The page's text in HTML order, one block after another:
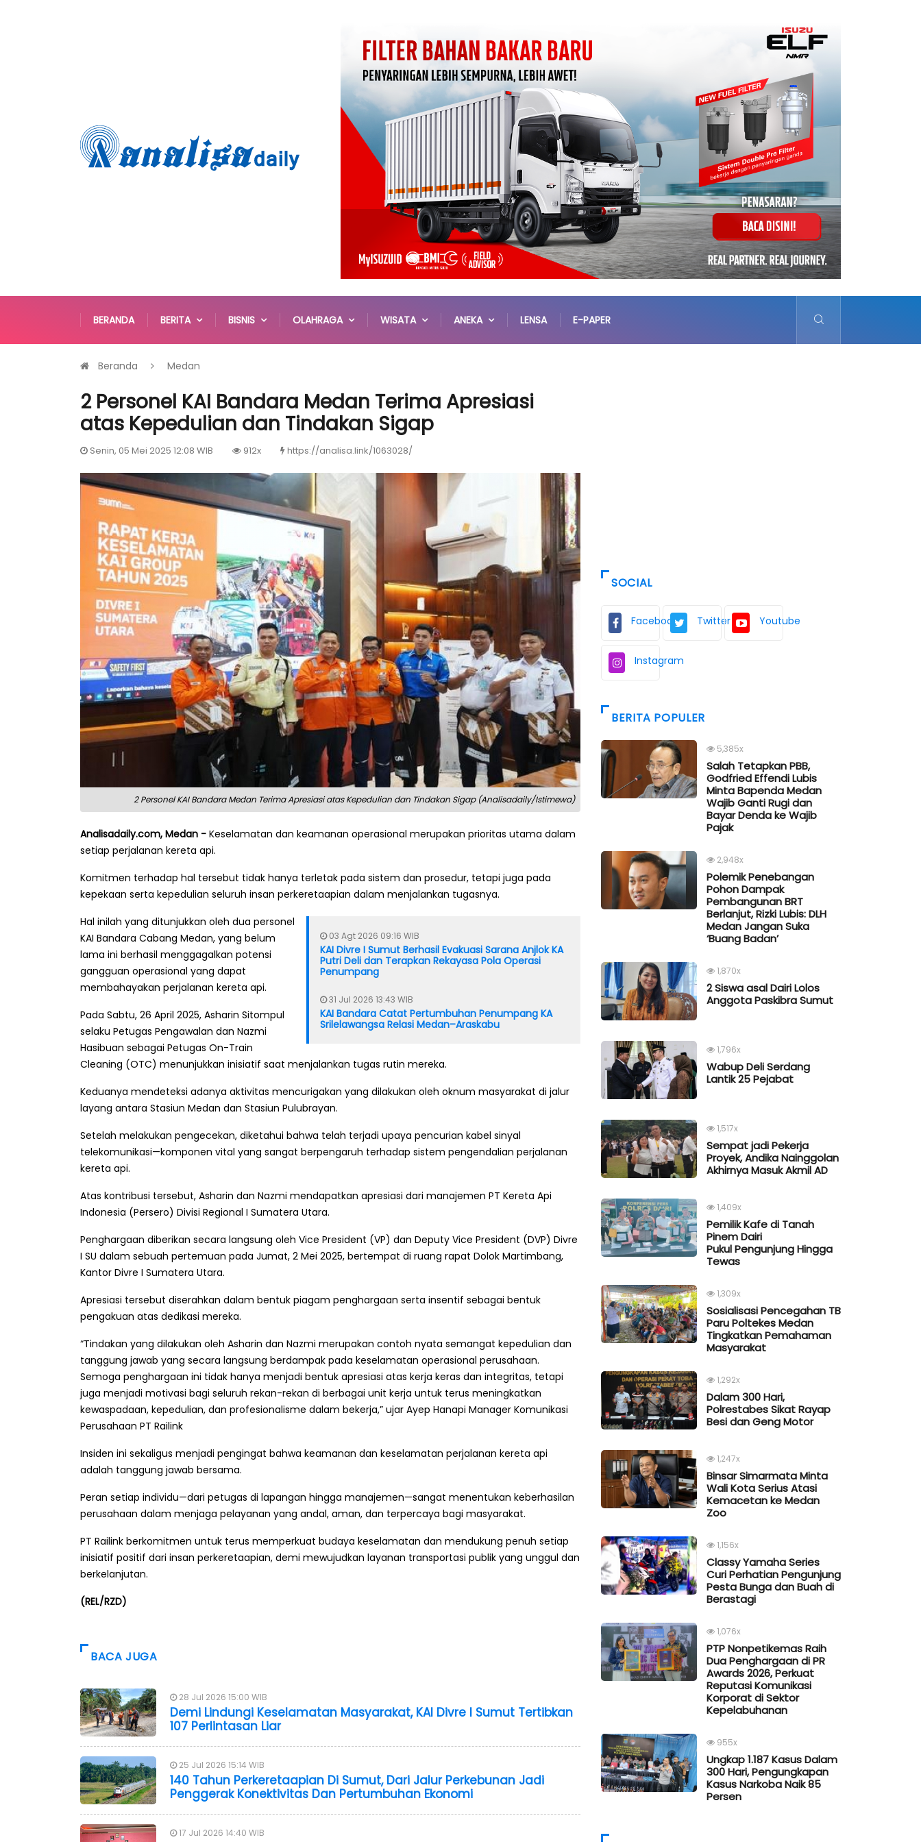
BERANDA BERITA BISNIS OLAHRAGA WISATA ANEKA LENSA E-PAPER
Beranda Medan
2 Personel KAI Bandara Medan Terima Apresiasi
atas Kepedulian dan Tindakan Sigap
Senin, 05 Mei 2025 12:08 WIB 912x https://analisa.link/1063028/
2 Personel KAI Bandara Medan Terima Apresiasi atas Kepedulian dan Tindakan Sigap (Analisadaily/Istimewa)
Analisadaily.com, Medan - Keselamatan dan keamanan operasional merupakan prioritas utama dalam
setiap perjalanan kereta api.
Komitmen terhadap hal tersebut tidak hanya terletak pada sistem dan prosedur, tetapi juga pada
kepekaan serta kepedulian seluruh insan perkeretaapian dalam menjalankan tugasnya.
03 Agt 2026 09:16 WIB
KAI Divre I Sumut Berhasil Evakuasi Sarana Anjlok KA
Putri Deli dan Terapkan Rekayasa Pola Operasi
Penumpang
31 Jul 2026 13:43 WIB
KAI Bandara Catat Pertumbuhan Penumpang KA
Srilelawangsa Relasi Medan–Araskabu
Hal inilah yang ditunjukkan oleh dua personel
KAI Bandara Cabang Medan, yang belum
lama ini berhasil menggagalkan potensi
gangguan operasional yang dapat
membahayakan perjalanan kereta api.
Pada Sabtu, 26 April 2025, Asharin Sitompul
selaku Petugas Pengawalan dan Nazmi
Hasibuan sebagai Petugas On-Train
Cleaning (OTC) menunjukkan inisiatif saat menjalankan tugas rutin mereka.
Keduanya mendeteksi adanya aktivitas mencurigakan yang dilakukan oleh oknum masyarakat di jalur
layang antara Stasiun Medan dan Stasiun Pulubrayan.
Setelah melakukan pengecekan, diketahui bahwa telah terjadi upaya pencurian kabel sinyal
telekomunikasi—komponen vital yang sangat berpengaruh terhadap sistem pengendalian perjalanan
kereta api.
Atas kontribusi tersebut, Asharin dan Nazmi mendapatkan apresiasi dari manajemen PT Kereta Api
Indonesia (Persero) Divisi Regional I Sumatera Utara.
Penghargaan diberikan secara langsung oleh Vice President (VP) dan Deputy Vice President (DVP) Divre
I SU dalam sebuah pertemuan pada Jumat, 2 Mei 2025, bertempat di ruang rapat Dolok Martimbang,
Kantor Divre I Sumatera Utara.
Apresiasi tersebut diserahkan dalam bentuk piagam penghargaan serta insentif sebagai bentuk
pengakuan atas dedikasi mereka.
“Tindakan yang dilakukan oleh Asharin dan Nazmi merupakan contoh nyata semangat kepedulian dan
tanggung jawab yang secara langsung berdampak pada keselamatan operasional perusahaan.
Semoga penghargaan ini tidak hanya menjadi bentuk apresiasi atas kerja keras dan integritas, tetapi
juga menjadi motivasi bagi seluruh rekan-rekan di berbagai unit kerja untuk terus meningkatkan
kewaspadaan, kepedulian, dan profesionalisme dalam bekerja,” ujar Ayep Hanapi Manager Komunikasi
Perusahaan PT Railink
Insiden ini sekaligus menjadi pengingat bahwa keamanan dan keselamatan perjalanan kereta api
adalah tanggung jawab bersama.
Peran setiap individu—dari petugas di lapangan hingga manajemen—sangat menentukan keberhasilan
perusahaan dalam menjaga pelayanan yang andal, aman, dan terpercaya bagi masyarakat.
PT Railink berkomitmen untuk terus memperkuat budaya keselamatan dan mendukung penuh setiap
inisiatif positif dari insan perkeretaapian, demi mewujudkan layanan transportasi publik yang unggul dan
berkelanjutan.
(REL/RZD)
BACA JUGA
28 Jul 2026 15:00 WIB
Demi Lindungi Keselamatan Masyarakat, KAI Divre I Sumut Tertibkan
107 Perlintasan Liar
25 Jul 2026 15:14 WIB
140 Tahun Perkeretaapian Di Sumut, Dari Jalur Perkebunan Jadi
Penggerak Konektivitas Dan Pertumbuhan Ekonomi
17 Jul 2026 14:40 WIB
SOCIAL
Facebook Twitter Youtube
Instagram
BERITA POPULER
5,385x
Salah Tetapkan PBB,
Godfried Effendi Lubis
Minta Bapenda Medan
Wajib Ganti Rugi dan
Bayar Denda ke Wajib
Pajak
2,948x
Polemik Penebangan
Pohon Dampak
Pembangunan BRT
Berlanjut, Rizki Lubis: DLH
Medan Jangan Suka
‘Buang Badan’
1,870x
2 Siswa asal Dairi Lolos
Anggota Paskibra Sumut
1,796x
Wabup Deli Serdang
Lantik 25 Pejabat
1,517x
Sempat jadi Pekerja
Proyek, Andika Nainggolan
Akhirnya Masuk Akmil AD
1,409x
Pemilik Kafe di Tanah
Pinem Dairi
Pukul Pengunjung Hingga
Tewas
1,309x
Sosialisasi Pencegahan TB
Paru Poltekes Medan
Tingkatkan Pemahaman
Masyarakat
1,292x
Dalam 300 Hari,
Polrestabes Sikat Rayap
Besi dan Geng Motor
1,247x
Binsar Simarmata Minta
Wali Kota Serius Atasi
Kemacetan ke Medan
Zoo
1,156x
Classy Yamaha Series
Curi Perhatian Pengunjung
Pesta Bunga dan Buah di
Berastagi
1,076x
PTP Nonpetikemas Raih
Dua Penghargaan di PR
Awards 2026, Perkuat
Reputasi Komunikasi
Korporat di Sektor
Kepelabuhanan
955x
Ungkap 1.187 Kasus Dalam
300 Hari, Pengungkapan
Kasus Narkoba Naik 85
Persen